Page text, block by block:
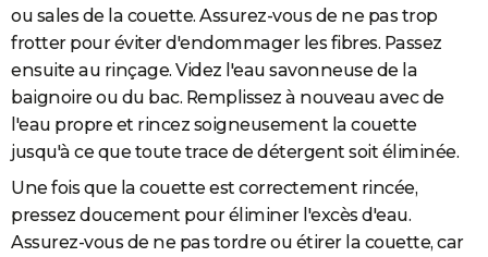
ou sales de la couette. Assurez-vous de ne pas trop
frotter pour éviter d'endommager les fibres. Passez
ensuite au rinçage. Videz l'eau savonneuse de la
baignoire ou du bac. Remplissez à nouveau avec de
l'eau propre et rincez soigneusement la couette
jusqu'à ce que toute trace de détergent soit éliminée.
Une fois que la couette est correctement rincée,
pressez doucement pour éliminer l'excès d'eau.
Assurez-vous de ne pas tordre ou étirer la couette, car